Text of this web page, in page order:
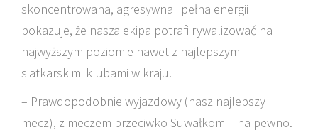
skoncentrowana, agresywna i pełna energii
pokazuje, że nasza ekipa potrafi rywalizować na
najwyższym poziomie nawet z najlepszymi
siatkarskimi klubami w kraju.
– Prawdopodobnie wyjazdowy (nasz najlepszy
mecz), z meczem przeciwko Suwałkom – na pewno.